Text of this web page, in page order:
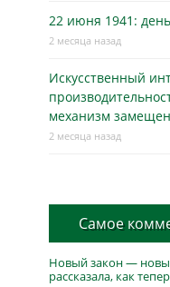
22 июня 1941:
2 месяца назад
Искусственный
механизм
2 месяца назад
Самое
Новый закон —
рассказала, как